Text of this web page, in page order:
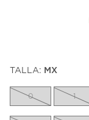
TALLA: MX
0 1